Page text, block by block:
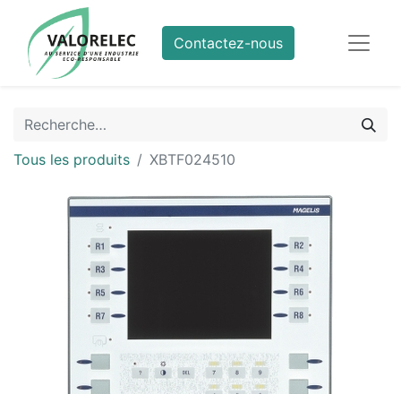
Contactez-nous
Tous les produits XBTF024510